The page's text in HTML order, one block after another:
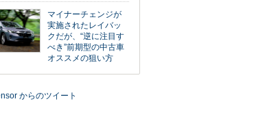
マイナーチェンジが
実施されたレイバッ
クだが、“逆に注目す
べき”前期型の中古車
オススメの狙い方
からのツイート